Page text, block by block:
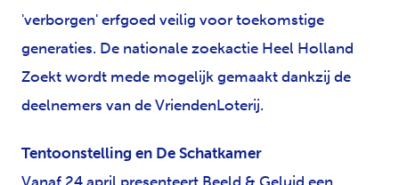
'verborgen' erfgoed veilig voor toekomstige
generaties. De nationale zoekactie Heel Holland
Zoekt wordt mede mogelijk gemaakt dankzij de
deelnemers van de VriendenLoterij.
Tentoonstelling en De Schatkamer
Vanaf 24 april presenteert Beeld & Geluid een